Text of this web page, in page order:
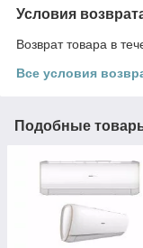
Условия
Возврат товара в
Все условия
Подобные